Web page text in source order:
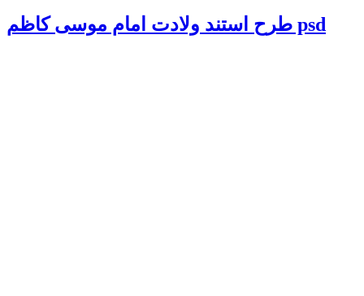
طرح استند ولادت امام موسی کاظم psd